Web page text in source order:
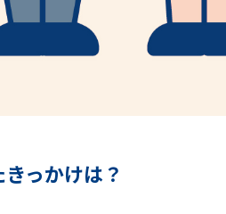
っかけは？